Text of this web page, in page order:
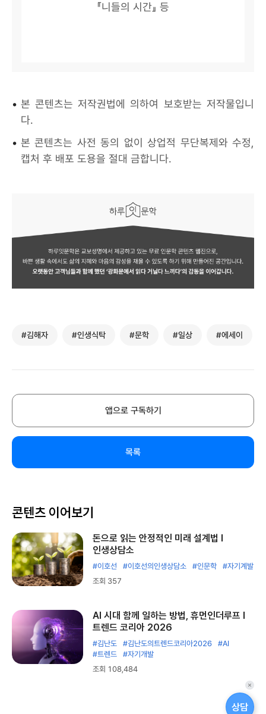
『니들의 시간』 등
• 본 콘텐츠는 저작권법에 의하여 보호받는 저작물입니
다.
• 본 콘텐츠는 사전 동의 없이 상업적 무단복제와 수정,
캡처 후 배포 도용을 절대 금합니다.
#김해자 #인생식탁 #문학 #일상 #에세이
앱으로 구독하기
목록
콘텐츠 이어보기
돈으로 읽는 안정적인 미래 설계법 l
인생상담소
#이호선 #이호선의인생상담소 #인문학
#자기계발
조회 357
AI 시대 함께 일하는 방법, 휴먼인더루프 l
트렌드 코리아 2026
#김난도 #김난도의트렌드코리아2026
#AI
#트렌드
#자기개발
조회 108,484
상담
퀵
메